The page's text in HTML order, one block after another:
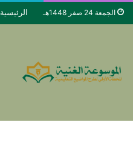
الجمعة 24 صفر 1448هـ الرئيسية